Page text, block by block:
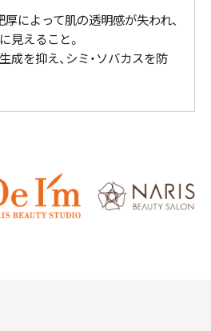
厚によって肌の透明感が失われ、
見えること。
成を抑え、シミ・ソバカスを防